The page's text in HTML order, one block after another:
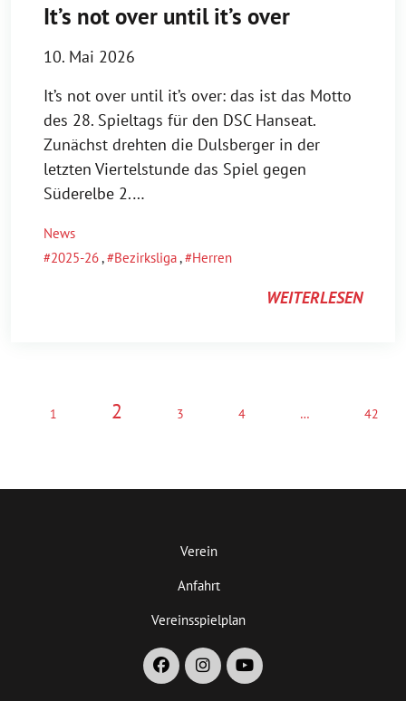
It’s not over until it’s over
10. Mai 2026
It’s not over until it’s over: das ist das Motto
des 28. Spieltags für den DSC Hanseat.
Zunächst drehten die Dulsberger in der
letzten Viertelstunde das Spiel gegen
Süderelbe 2.…
News
2025-26, Bezirksliga, Herren
WEITERLESEN
1 2 3 4 … 42
Verein
Anfahrt
Vereinsspielplan